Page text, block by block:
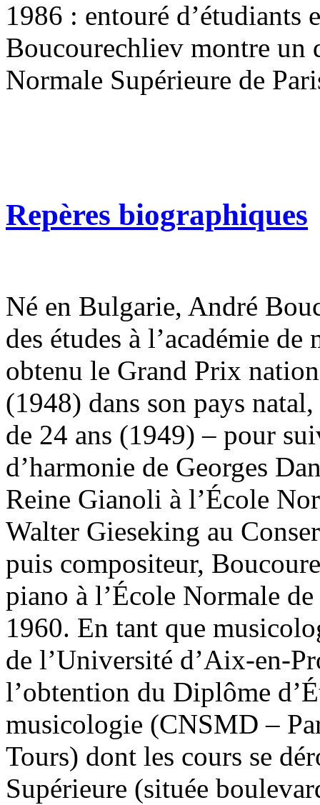
1986 : entouré d’étudiants
Boucourechliev montre un
Normale Supérieure de
Repères biographiques
Né en Bulgarie, André
des études à l’académie
obtenu le Grand Prix
(1948) dans son pays
de 24 ans (1949) – pour
d’harmonie de Georges
Reine Gianoli à l’École
Walter Gieseking au
puis compositeur,
piano à l’École Normale
1960. En tant que
de l’Université d’Aix-en-
l’obtention du Diplôme
musicologie (CNSMD –
Tours) dont les cours se
Supérieure (située